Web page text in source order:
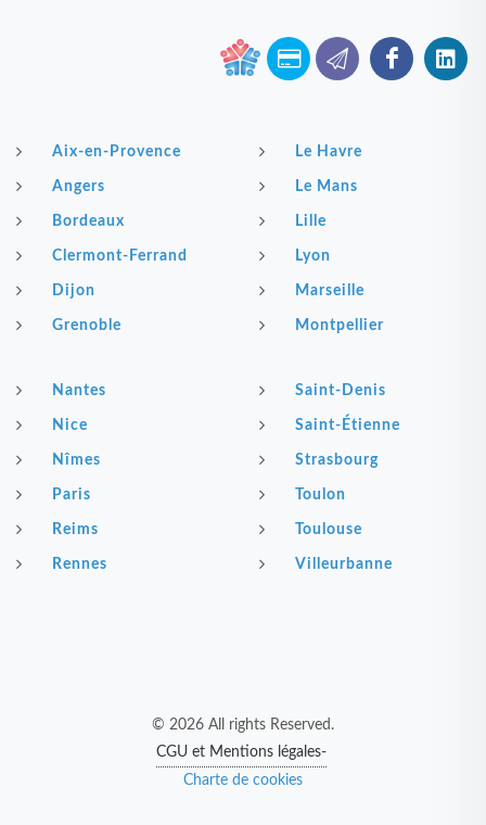
Aix-en-Provence
Angers
Bordeaux
Clermont-Ferrand
Dijon
Grenoble
Le Havre
Le Mans
Lille
Lyon
Marseille
Montpellier
Nantes
Nice
Nîmes
Paris
Reims
Rennes
Saint-Denis
Saint-Étienne
Strasbourg
Toulon
Toulouse
Villeurbanne
© 2026 All rights Reserved.
CGU et Mentions légales-
Charte de cookies